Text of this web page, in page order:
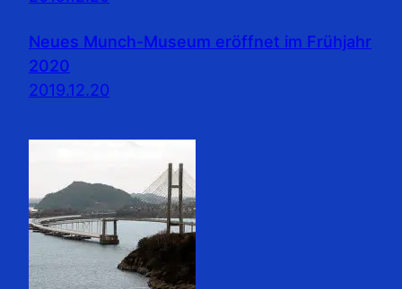
Neues Munch-Museum eröffnet im Frühjahr
2020
2019.12.20